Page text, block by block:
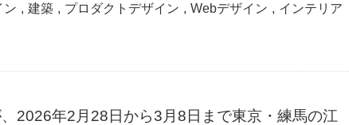
ン , 建築 , プロダクトデザイン , Webデザイン , インテリア
2026年2月28日から3月8日まで東京・練馬の江